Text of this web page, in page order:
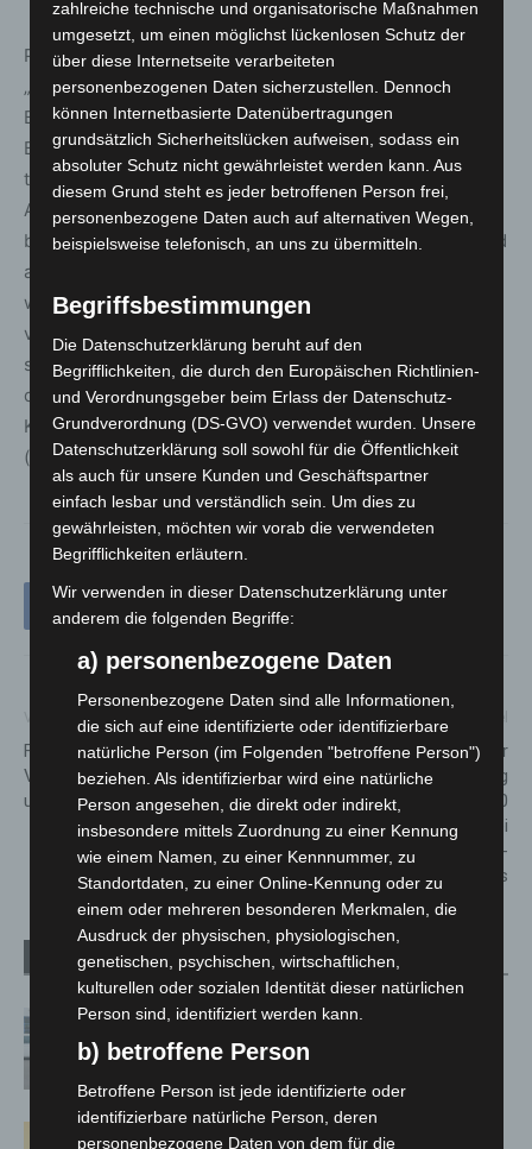
Pfotenpiloten e.V. lenkt mit der bundesweiten Initiative
„Assistenzhundfreundliche Kommune“, den Fokus auf die
Bedarfe von Menschen mit Beeinträchtigungen und die
Bedeutung von Assistenzhunden zur Unterstützung im
täglichen Leben. Die Kampagne beinhaltet
Aufklärungsmaterial, teilnehmende Kommunen werden
bei der Sensibilisierung der Mitarbeitenden begleitet und
alle assistenzhundfreundlichen Orte der Kommune
werden in der interaktiven Online-Karte „DogMap“
verzeichnet. Um das Engagement vor Ort zusätzlich
sichtbar zu machen, erhält die Kommune einen Eintrag in
die Karte der offiziell „assistenzhundfreundlichen
Kommunen“ Deutschlands
(www.pfotenpiloten.org/assistenzhundfreundlich).
Vorheriger Artikel
Fußgänger in Hannover-
Vahrenwald von Pkw erfasst
und schwer verletzt
Nächster Artikel
Weitere Modernisierung der
Arbeitsplatzausstattung
gestartet: Mehr als 26.000
Mitarbeitende der Polizei
Niedersachsen erhalten 2-in-
1-Notebooks
Verwandte Artikel Mehr vom Autor
Niedersachsen: Feuerwehrkräfte
kehren nach Waldbrandeinsatz aus
Hannover: Erste Tigermücken-
zahlreiche technische und organisatorische Maßnahmen
umgesetzt, um einen möglichst lückenlosen Schutz der
über diese Internetseite verarbeiteten
personenbezogenen Daten sicherzustellen. Dennoch
können Internetbasierte Datenübertragungen
grundsätzlich Sicherheitslücken aufweisen, sodass ein
absoluter Schutz nicht gewährleistet werden kann. Aus
diesem Grund steht es jeder betroffenen Person frei,
personenbezogene Daten auch auf alternativen Wegen,
beispielsweise telefonisch, an uns zu übermitteln.
Begriffsbestimmungen
Die Datenschutzerklärung beruht auf den
Begrifflichkeiten, die durch den Europäischen Richtlinien-
und Verordnungsgeber beim Erlass der Datenschutz-
Grundverordnung (DS-GVO) verwendet wurden. Unsere
Datenschutzerklärung soll sowohl für die Öffentlichkeit
als auch für unsere Kunden und Geschäftspartner
einfach lesbar und verständlich sein. Um dies zu
gewährleisten, möchten wir vorab die verwendeten
Begrifflichkeiten erläutern.
Wir verwenden in dieser Datenschutzerklärung unter
anderem die folgenden Begriffe:
a) personenbezogene Daten
Personenbezogene Daten sind alle Informationen,
die sich auf eine identifizierte oder identifizierbare
natürliche Person (im Folgenden "betroffene Person")
beziehen. Als identifizierbar wird eine natürliche
Person angesehen, die direkt oder indirekt,
insbesondere mittels Zuordnung zu einer Kennung
wie einem Namen, zu einer Kennnummer, zu
Standortdaten, zu einer Online-Kennung oder zu
einem oder mehreren besonderen Merkmalen, die
Ausdruck der physischen, physiologischen,
genetischen, psychischen, wirtschaftlichen,
kulturellen oder sozialen Identität dieser natürlichen
Person sind, identifiziert werden kann.
b) betroffene Person
Betroffene Person ist jede identifizierte oder
identifizierbare natürliche Person, deren
personenbezogene Daten von dem für die